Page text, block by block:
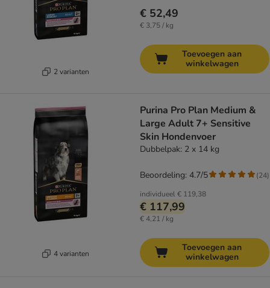
2 varianten
€ 52,49
€ 3,75 / kg
Toevoegen aan
winkelwagen
4 varianten
Purina Pro Plan Medium &
Large Adult 7+ Sensitive
Skin Hondenvoer
Dubbelpak: 2 x 14 kg
individueel€ 119,38
€ 117,99
€ 4,21 / kg
Beoordeling: 4.7/5 (24)
Toevoegen aan
winkelwagen